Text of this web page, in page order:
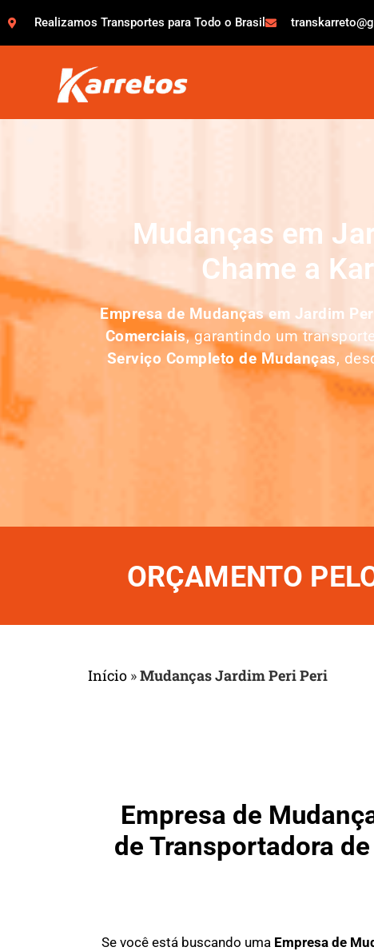
Realizamos Transportes para Todo o Brasil
Mudanças em
Chame a
Empresa de Mudanças em Jardim
Comerciais, garantindo um
Serviço Completo de Mudanças,
ORÇAMENTO
Início »Mudanças Jardim Peri Peri
Empresa de
de Transportadora
Se você está buscando uma Empresa de